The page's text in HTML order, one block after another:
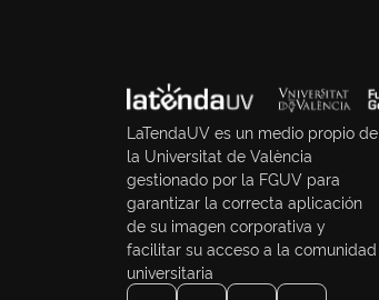
LaTendaUV es un medio propio de
la Universitat de València
gestionado por la FGUV para
garantizar la correcta aplicación
de su imagen corporativa y
facilitar su acceso a la comunidad
universitaria